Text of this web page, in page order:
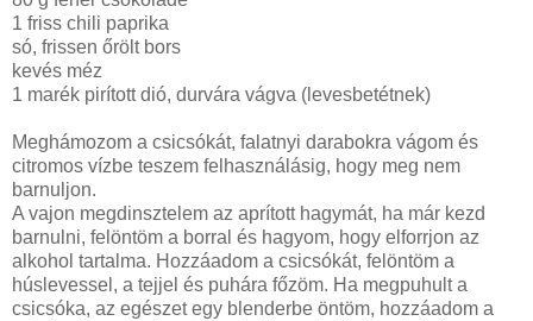
1 friss chili paprika
só, frissen őrölt bors
kevés méz
1 marék pirított dió, durvára vágva (levesbetétnek)
Meghámozom a csicsókát, falatnyi darabokra vágom és
citromos vízbe teszem felhasználásig, hogy meg nem
barnuljon.
A vajon megdinsztelem az aprított hagymát, ha már kezd
barnulni, felöntöm a borral és hagyom, hogy elforrjon az
alkohol tartalma. Hozzáadom a csicsókát, felöntöm a
húslevessel, a tejjel és puhára főzöm. Ha megpuhult a
csicsóka, az egészet egy blenderbe öntöm, hozzáadom a